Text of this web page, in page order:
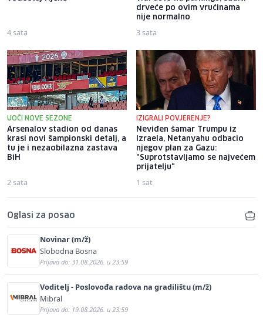
4 sata
drveće po ovim vrućinama
nije normalno
3 sata
UOČI NOVE SEZONE
Arsenalov stadion od danas
krasi novi šampionski detalj, a
tu je i nezaobilazna zastava
BiH
2 sata
IZIGRALI POVJERENJE?
Neviđen šamar Trumpu iz
Izraela, Netanyahu odbacio
njegov plan za Gazu:
"Suprotstavljamo se najvećem
prijatelju"
1 sat
Oglasi za posao
Novinar (m/ž)
Slobodna Bosna
Prijava do: 31.08.2026. u 23:59
Voditelj - Poslovođa radova na gradilištu (m/ž)
Mibral
Prijava do: 19.08.2026. u 23:59